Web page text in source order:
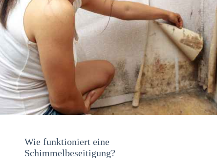
Wie funktioniert eine
Schimmelbeseitigung?